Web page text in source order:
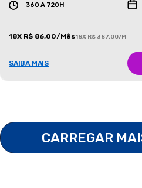
360 A 720H
18X R$ 86,00/Mês18X R$ 387,00/Mês
SAIBA MAIS
CARREGAR